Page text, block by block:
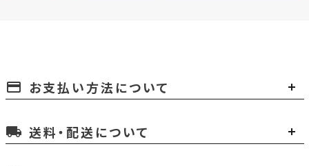
payment お支払い方法について
local_shipping 送料・配送について